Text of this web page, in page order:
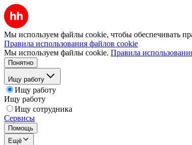
Мы используем файлы cookie, чтобы обеспечивать
Правила использования файлов cookie
Мы используем файлы cookie. Правила
Понятно
Ищу работу
Ищу работу
Ищу работу
Ищу сотрудника
Сервисы
Помощь
Ещё